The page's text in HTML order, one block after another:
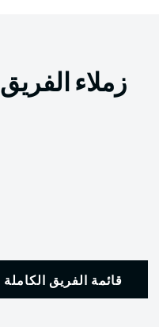
زملاء الفريق
قائمة الفريق الكاملة